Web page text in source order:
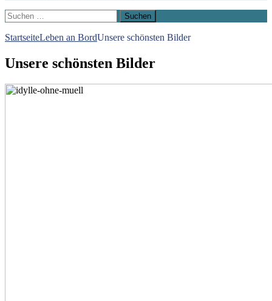
Suchen
nach:
StartseiteLeben an BordUnsere schönsten Bilder
Unsere schönsten Bilder